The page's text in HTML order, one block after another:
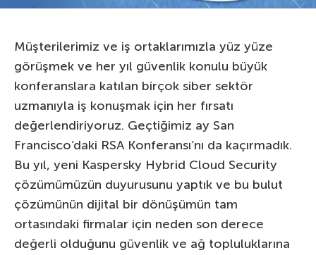
Müşterilerimiz ve iş ortaklarımızla yüz yüze
görüşmek ve her yıl güvenlik konulu büyük
konferanslara katılan birçok siber sektör
uzmanıyla iş konuşmak için her fırsatı
değerlendiriyoruz. Geçtiğimiz ay San
Francisco’daki RSA Konferansı’nı da kaçırmadık.
Bu yıl, yeni Kaspersky Hybrid Cloud Security
çözümümüzün duyurusunu yaptık ve bu bulut
çözümünün dijital bir dönüşümün tam
ortasındaki firmalar için neden son derece
değerli olduğunu güvenlik ve ağ topluluklarına